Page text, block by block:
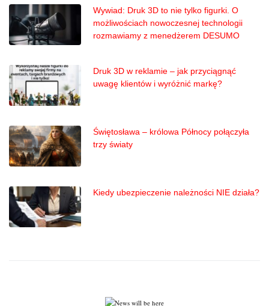
Wywiad: Druk 3D to nie tylko figurki. O
możliwościach nowoczesnej technologii
rozmawiamy z menedżerem DESUMO
Druk 3D w reklamie – jak przyciągnąć
uwagę klientów i wyróżnić markę?
Świętosława – królowa Północy połączyła
trzy światy
Kiedy ubezpieczenie należności NIE działa?